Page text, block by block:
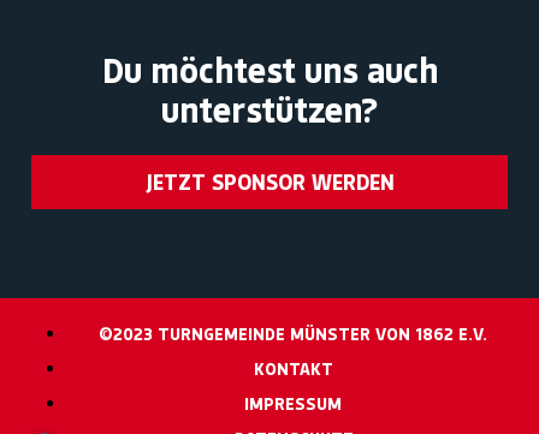
Du möchtest uns auch
unterstützen?
JETZT SPONSOR WERDEN
©2023 TURNGEMEINDE MÜNSTER VON 1862 E.V.
KONTAKT
IMPRESSUM